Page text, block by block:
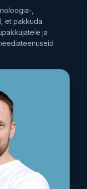
,
et pakkuda
ja